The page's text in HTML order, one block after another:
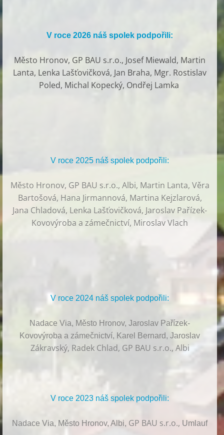
V roce 2026 náš spolek podpořili:
Město Hronov, GP BAU s.r.o., Josef Miewald, Martin
Lanta, Lenka Lašťovičková, Jan Braha, Mgr. Rostislav
Poled, Michal Kopecký, Ondřej Lamka
V roce 2025 náš spolek podpořili:
Město Hronov, GP BAU s.r.o., Albi, Martin Lanta, Věra
Bartošová, Hana Jirmannová, Martina Kejzlarová,
Jana Chladová, Lenka Lašťovičková, Jaroslav Pařízek-
Kovovýroba a zámečnictví, Miroslav Vlach
V roce 2024 náš spolek podpořili:
Nadace Via, Město Hronov, Jaroslav Pařízek-
Kovovýroba a zámečnictví, Karel Bernard, Jaroslav
Zákravský, Radek Chlad, GP BAU s.r.o., Albi
V roce 2023 náš spolek podpořili:
Nadace Via, Město Hronov, Albi, GP BAU s.r.o., Umlauf